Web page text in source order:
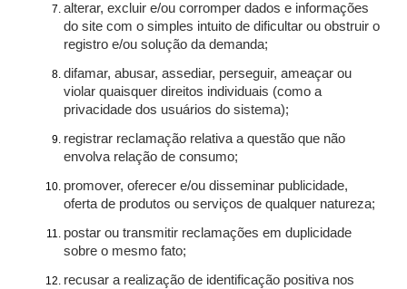
alterar, excluir e/ou corromper dados e informações
do site com o simples intuito de dificultar ou obstruir o
registro e/ou solução da demanda;
difamar, abusar, assediar, perseguir, ameaçar ou
violar quaisquer direitos individuais (como a
privacidade dos usuários do sistema);
registrar reclamação relativa a questão que não
envolva relação de consumo;
promover, oferecer e/ou disseminar publicidade,
oferta de produtos ou serviços de qualquer natureza;
postar ou transmitir reclamações em duplicidade
sobre o mesmo fato;
recusar a realização de identificação positiva nos